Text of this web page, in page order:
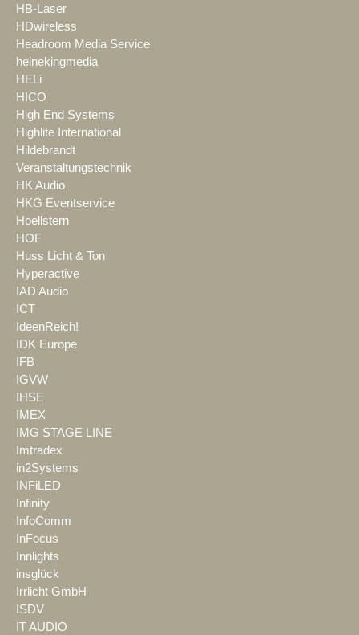
HB-Laser
HDwireless
Headroom Media Service
heinekingmedia
HELi
HICO
High End Systems
Highlite International
Hildebrandt
Veranstaltungstechnik
HK Audio
HKG Eventservice
Hoellstern
HOF
Huss Licht & Ton
Hyperactive
IAD Audio
ICT
IdeenReich!
IDK Europe
IFB
IGVW
IHSE
IMEX
IMG STAGE LINE
Imtradex
in2Systems
INFiLED
Infinity
InfoComm
InFocus
Innlights
insglück
Irrlicht GmbH
ISDV
IT AUDIO